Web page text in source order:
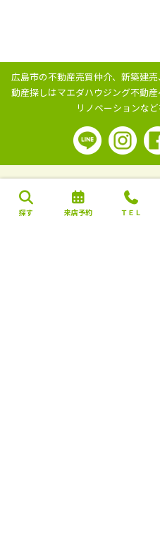
探す 来店予約 ＴＥＬ
広島市の不動産売買仲介、新築建
動産探しはマエダハウジング不動産
リノベーションなど